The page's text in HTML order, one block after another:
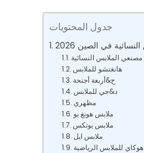
جدول المحتويات
هانغتشو للملابس
ح&أربعة أجنحة
د&جي للملابس
مظهري
ملابس هونغ يو
ملابس يوتكس
ملابس ايل
هوكاي للملابس الرياضية